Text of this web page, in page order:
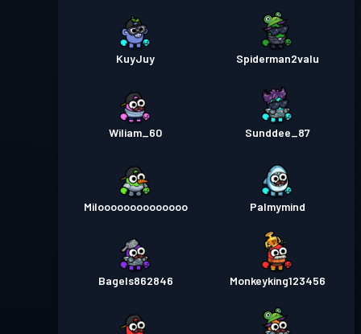
KuyJuy Spiderman2valu
Wiliam_60 Sunddee_87
Miloooooooooooooo Palmymind
Bagels862846 Monkeyking123456